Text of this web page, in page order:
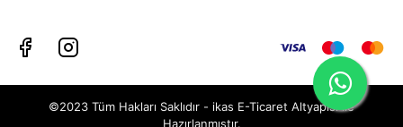
©2023 Tüm Hakları Saklıdır - ikas E-Ticaret Altyapısı ile
Hazırlanmıştır.